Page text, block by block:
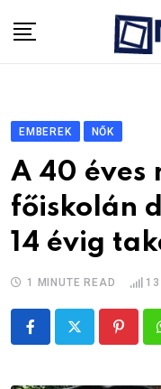
EMBEREK NŐK
A 40 éves
főiskolán
14 évig
1 MINUTE READ